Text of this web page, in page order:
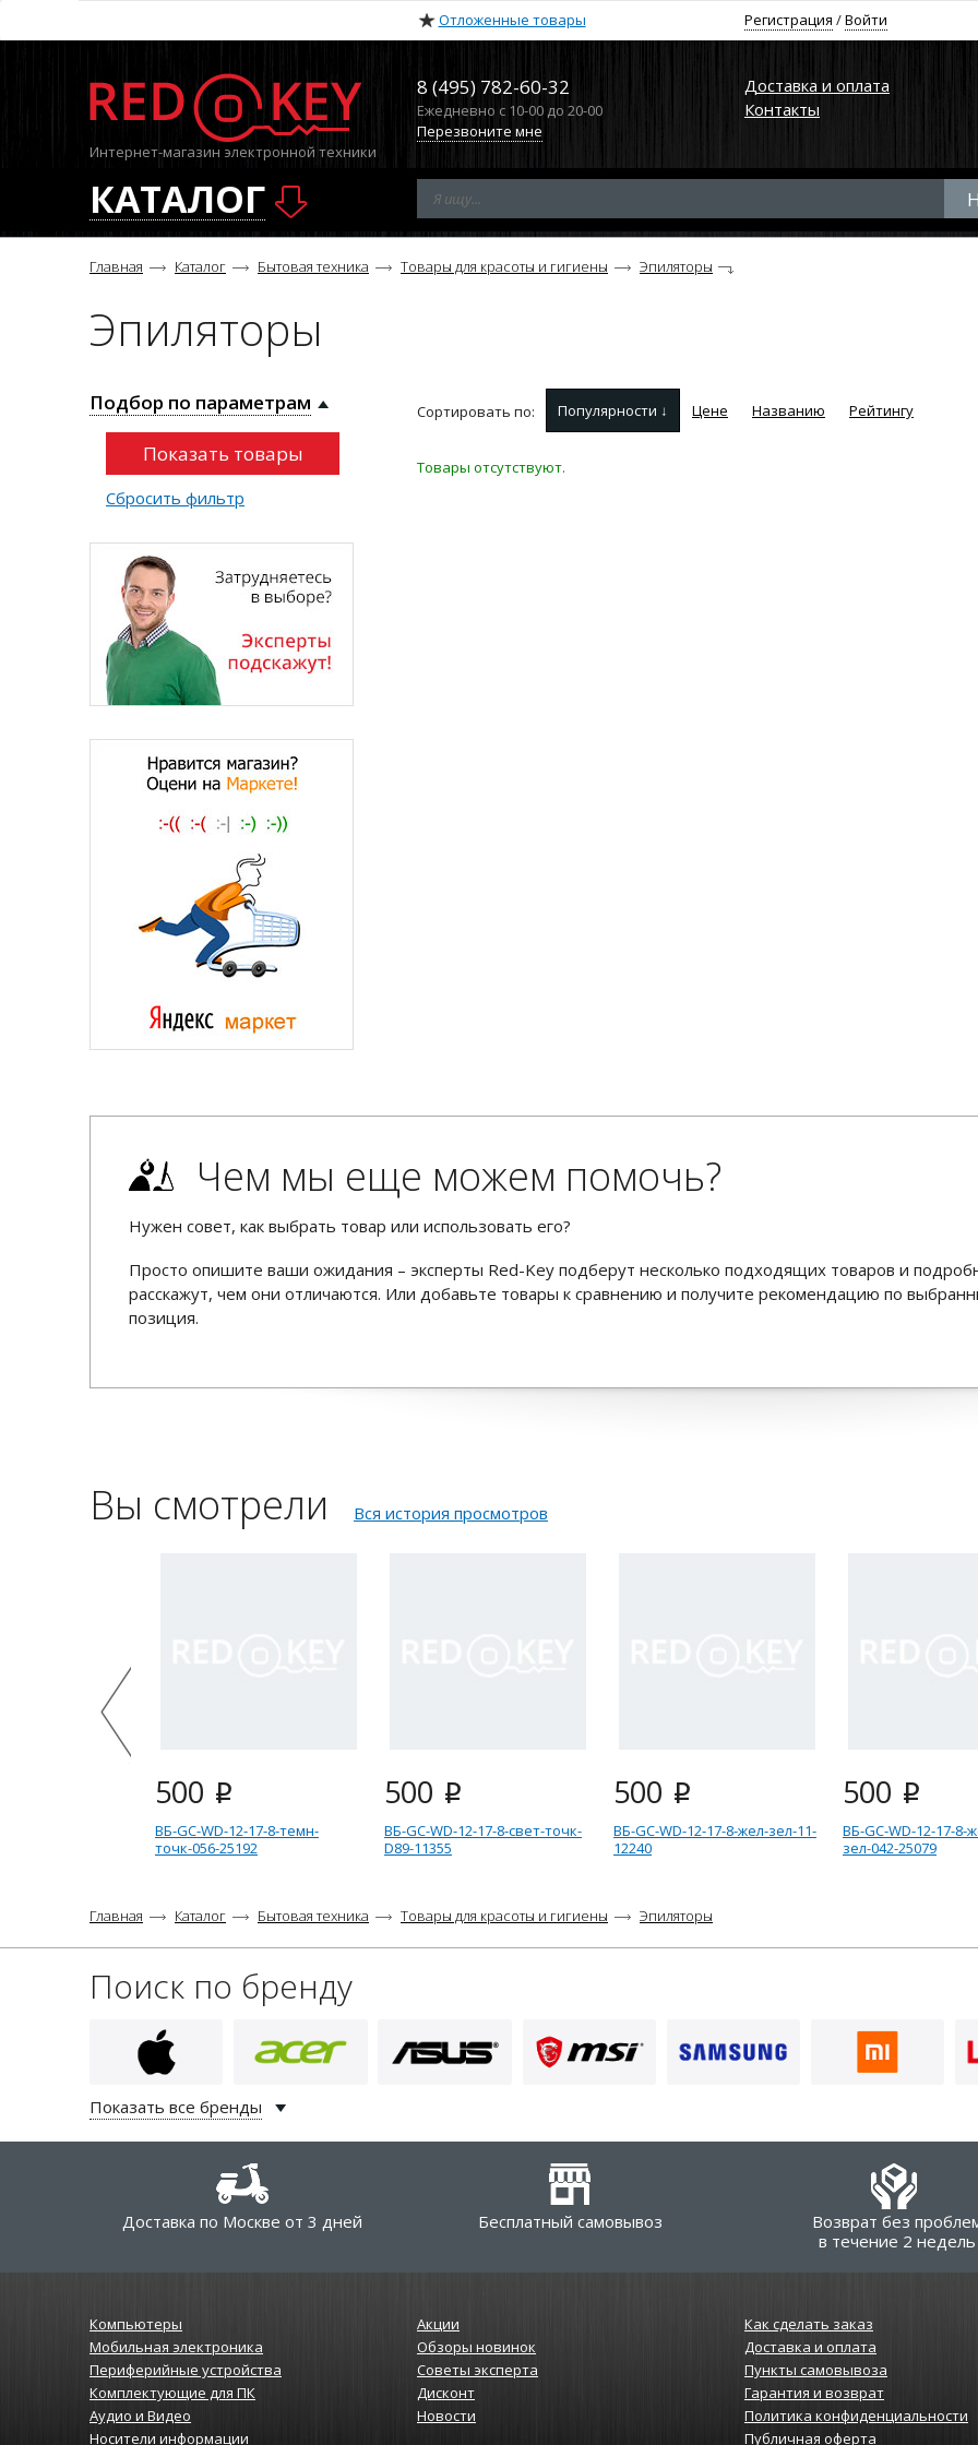
Отложенные товары Регистрация /Войти
Интернет-магазин электронной техники
8 (495) 782-60-32
Ежедневно с 10-00 до 20-00
Перезвоните мне
Доставка и оплата
Контакты
КАТАЛОГ
Главная Каталог Бытовая техника Товары для красоты и гигиены Эпиляторы
Эпиляторы
Подбор по параметрам
Сбросить фильтр
Сортировать по: Популярности ↓ Цене Названию Рейтингу
Товары отсутствуют.
Чем мы еще можем помочь?
Нужен совет, как выбрать товар или использовать его?
Просто опишите ваши ожидания – эксперты Red-Key подберут несколько подходящих товаров и
расскажут, чем они отличаются. Или добавьте товары к сравнению и получите рекомендацию по
позиция.
Вы смотрели Вся история просмотров
500 i
ВБ-GC-WD-12-17-8-темн-
точк-056-25192
500 i
ВБ-GC-WD-12-17-8-свет-точк-
D89-11355
500 i
ВБ-GC-WD-12-17-8-жел-зел-11-
12240
500 i
ВБ-GC-WD-12-17-8-
зел-042-25079
Главная Каталог Бытовая техника Товары для красоты и гигиены Эпиляторы
Поиск по бренду
Показать все бренды
Доставка по Москве от 3 дней Бесплатный самовывоз
Возврат без
в течение 2 недель
Компьютеры
Мобильная электроника
Периферийные устройства
Комплектующие для ПК
Аудио и Видео
Носители информации
Акции
Обзоры новинок
Советы эксперта
Дисконт
Новости
Как сделать заказ
Доставка и оплата
Пункты самовывоза
Гарантия и возврат
Политика конфиденциальности
Публичная оферта